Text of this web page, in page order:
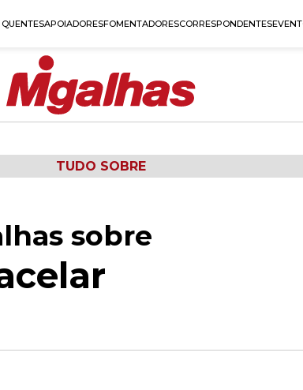
QUENTESAPOIADORESFOMENTADORESCORRESPONDENTES
TUDO SOBRE
sobre